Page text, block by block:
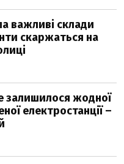
важливі склади
скаржаться на
залишилося жодної
електростанції –